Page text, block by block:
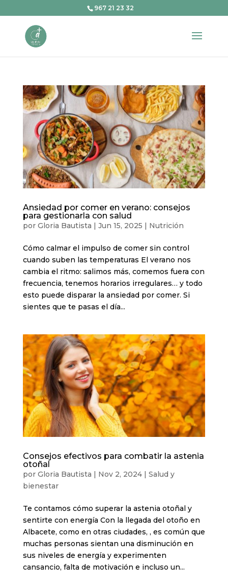
967 21 23 32
Ansiedad por comer en verano: consejos
para gestionarla con salud
por Gloria Bautista | Jun 15, 2025 | Nutrición
Cómo calmar el impulso de comer sin control
cuando suben las temperaturas El verano nos
cambia el ritmo: salimos más, comemos fuera con
frecuencia, tenemos horarios irregulares… y todo
esto puede disparar la ansiedad por comer. Si
sientes que te pasas el día...
Consejos efectivos para combatir la astenia
otoñal
por Gloria Bautista | Nov 2, 2024| Salud y
bienestar
Te contamos cómo superar la astenia otoñal y
sentirte con energía Con la llegada del otoño en
Albacete, como en otras ciudades, , es común que
muchas personas sientan una disminución en
sus niveles de energía y experimenten
cansancio, falta de motivación e incluso un...